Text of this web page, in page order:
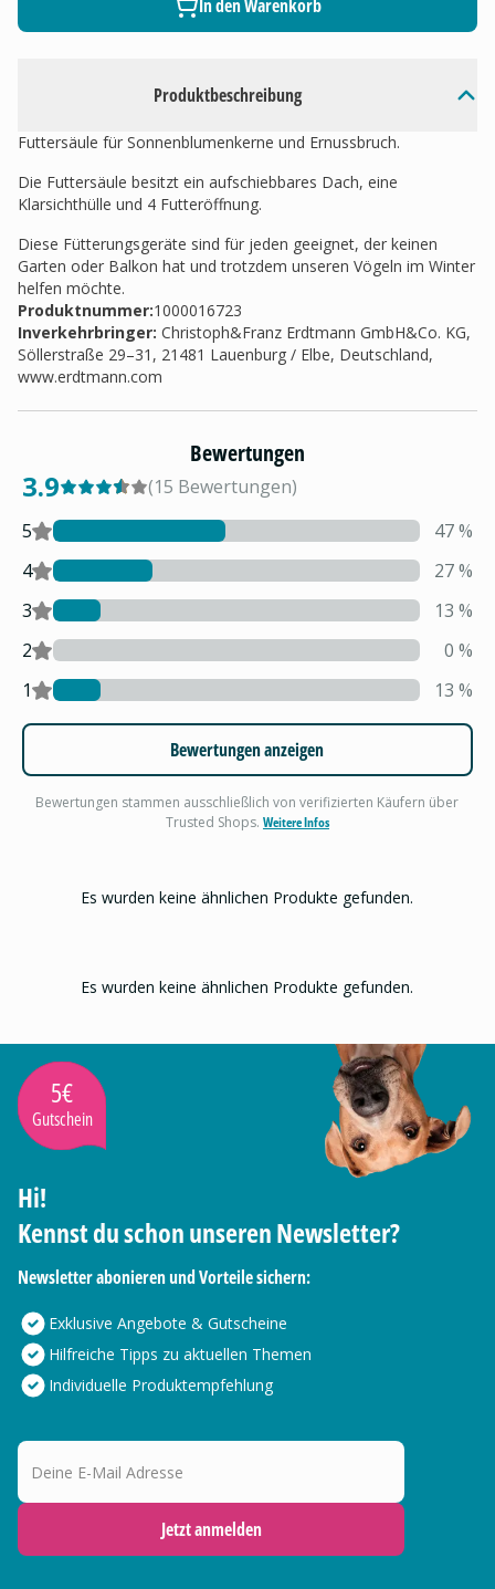
Produktbeschreibung
Futtersäule für Sonnenblumenkerne und Ernussbruch.
Die Futtersäule besitzt ein aufschiebbares Dach, eine
Klarsichthülle und 4 Futteröffnung.
Diese Fütterungsgeräte sind für jeden geeignet, der keinen
Garten oder Balkon hat und trotzdem unseren Vögeln im Winter
helfen möchte.
Produktnummer:1000016723
Inverkehrbringer: Christoph&Franz Erdtmann GmbH&Co. KG,
Söllerstraße 29–31, 21481 Lauenburg / Elbe, Deutschland,
www.erdtmann.com
In den Warenkorb
Bewertungen
3.9 (15 Bewertungen)
5
47%
4
27%
3
13 %
2
0 %
1
13 %
Bewertungen anzeigen
Bewertungen stammen ausschließlich von verifizierten Käufern über
Trusted Shops. Weitere Infos
Es wurden keine ähnlichen Produkte gefunden.
Es wurden keine ähnlichen Produkte gefunden.
5€
Gutschein
Hi!
Kennst du schon unseren Newsletter?
Newsletter abonieren und Vorteile sichern:
Exklusive Angebote & Gutscheine
Hilfreiche Tipps zu aktuellen Themen
Individuelle Produktempfehlung
Deine E-Mail Adresse
Jetzt anmelden